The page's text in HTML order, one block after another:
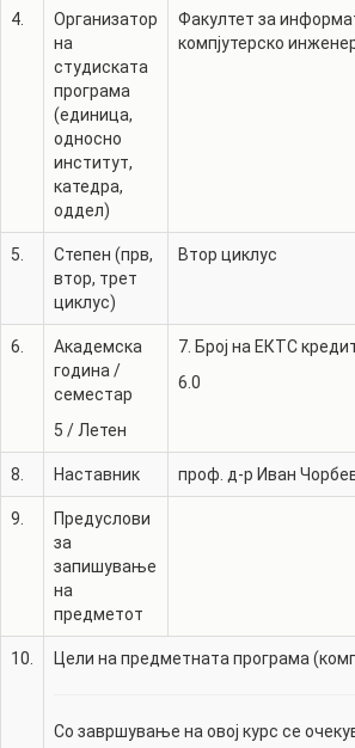
4.
Организатор
на
студиската
програма
(единица,
односно
институт,
катедра,
оддел)
Факултет за
компјутерско
5.
Степен (прв,
втор, трет
циклус)
Втор циклус
6.
Академска
година /
семестар
5 / Летен
7. Број на ЕКТС
6.0
8. Наставник проф. д-р Иван
9.
Предуслови
за
запишување
на
предметот
10. Цели на предметната програма
Со завршување на овој курс се